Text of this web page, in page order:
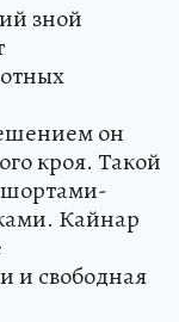
зной
он
кроя. Такой
шортами-
Кайнар
и свободная